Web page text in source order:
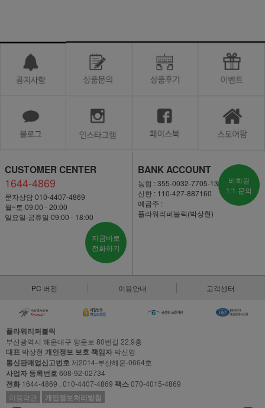
CUSTOMER CENTER
1644-4869
문자상담 010-4407-4869
월~토 09:00 - 20:00
일요일·공휴일 09:00 - 18:00
지금바로
전화하기
BANK ACCOUNT
농협 : 355-0032-7705-13
신한 : 110-427-887160
예금주 :
플라워리퍼블릭(박상현)
비회원
1:1 문의
PC 버전 이용안내 고객센터
플라워리퍼블릭
부산광역시 해운대구 양운로 80번길 22,9층
대표 박상현 개인정보 보호 책임자 박신영
통신판매업신고번호제2014-부산해운-0664호
사업자 등록번호608-92-02734
전화 1644-4869 , 010-4407-4869 팩스070-4015-4869
이용약관
개인정보처리방침